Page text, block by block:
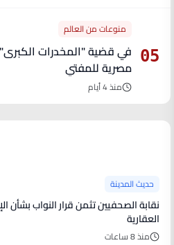
05
منوعات من العالم
مصرية للمفتي
منذ 4 أيام
حديث المدينة
نقابة الصحفيين تثمن قرار النواب بشأن
العقارية
منذ 8 ساعات